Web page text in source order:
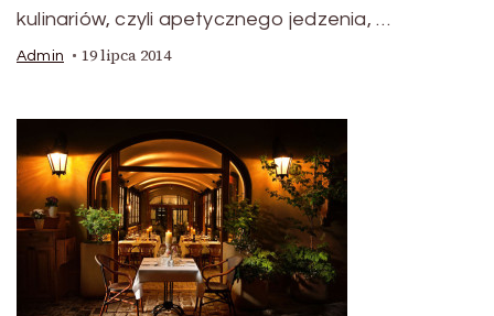
kulinariów, czyli apetycznego jedzenia, …
Admin 19 lipca 2014